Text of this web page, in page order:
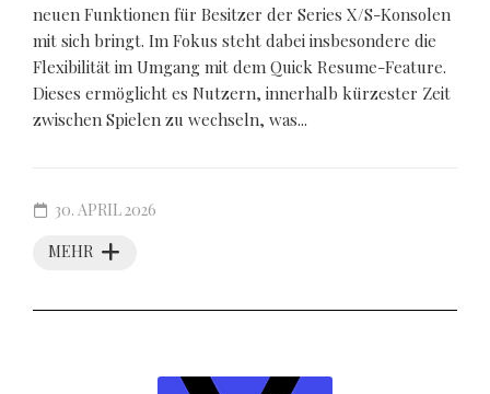
neuen Funktionen für Besitzer der Series X/S-Konsolen
mit sich bringt. Im Fokus steht dabei insbesondere die
Flexibilität im Umgang mit dem Quick Resume-Feature.
Dieses ermöglicht es Nutzern, innerhalb kürzester Zeit
zwischen Spielen zu wechseln, was...
MEHR
30. APRIL 2026